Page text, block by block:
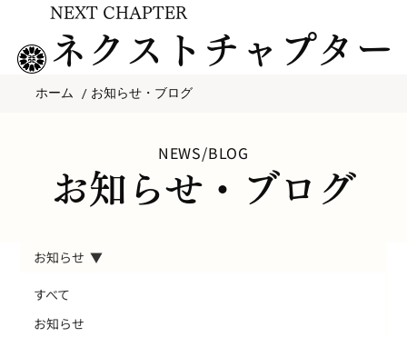
NEXT CHAPTER
ネクストチャプター
NEWS/BLOG
お知らせ・ブログ
すべて
お知らせ
お知らせ
ホーム / お知らせ・ブログ